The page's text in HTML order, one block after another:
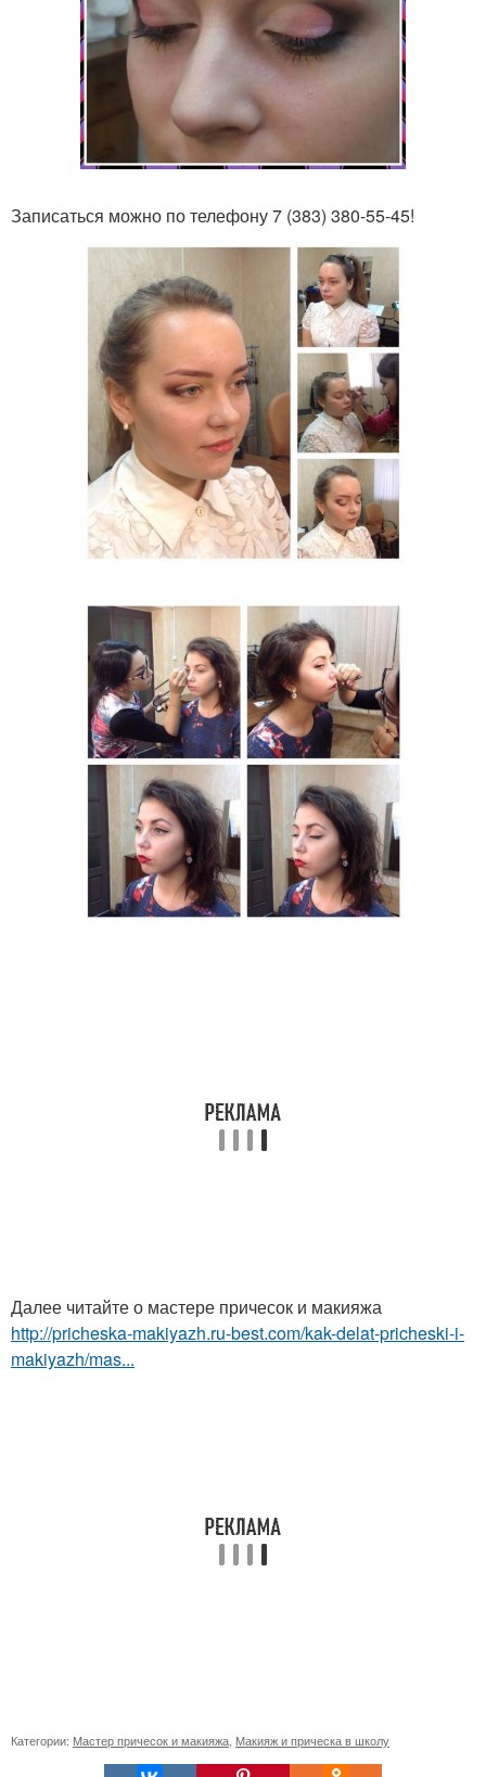
Записаться можно по телефону 7 (383) 380-55-45!
Далее читайте о мастере причесок и макияжа
http://pricheska-makiyazh.ru-best.com/kak-delat-pricheski-i-
makiyazh/mas...
Категории: Мастер причесок и макияжа Макияж и прическа в школу